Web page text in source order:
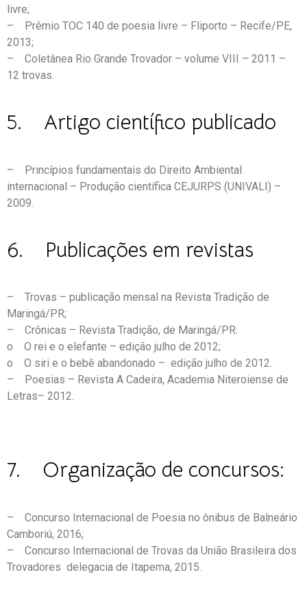
livre;
– Prêmio TOC 140 de poesia livre – Fliporto – Recife/PE,
2013;
– Coletânea Rio Grande Trovador – volume VIII – 2011 –
12 trovas.
5. Artigo científico publicado
– Princípios fundamentais do Direito Ambiental
internacional – Produção científica CEJURPS (UNIVALI) –
2009.
6. Publicações em revistas
– Trovas – publicação mensal na Revista Tradição de
Maringá/PR;
– Crônicas – Revista Tradição, de Maringá/PR:
o O rei e o elefante – edição julho de 2012;
o O siri e o bebê abandonado – edição julho de 2012.
– Poesias – Revista A Cadeira, Academia Niteroiense de
Letras– 2012.
7. Organização de concursos:
– Concurso Internacional de Poesia no ônibus de Balneário
Camboriú, 2016;
– Concurso Internacional de Trovas da União Brasileira dos
Trovadores delegacia de Itapema, 2015.